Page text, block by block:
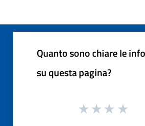
Quanto sono chiare le
su questa pagina?